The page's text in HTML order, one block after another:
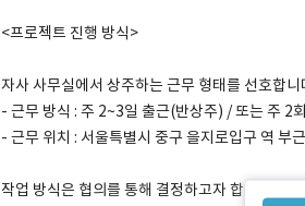
<프로젝트 진행 방식>
자사 사무실에서 상주하는 근무 형태를 선호합니
- 근무 방식 : 주 2~3일 출근(반상주) / 또는 주 2
- 근무 위치 : 서울특별시 중구 을지로입구 역 부근
작업 방식은 협의를 통해 결정하고자 합니다.